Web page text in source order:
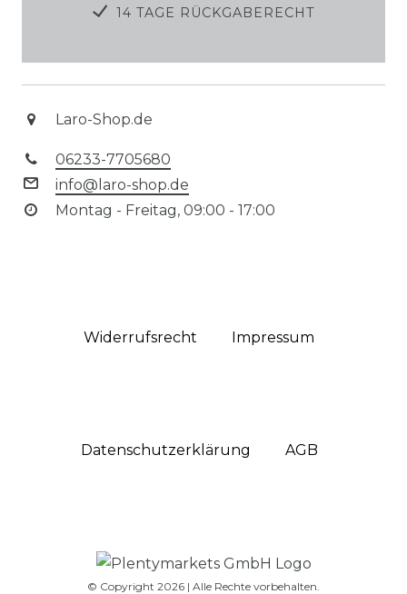
14 TAGE RÜCKGABERECHT
Laro-Shop.de
06233-7705680
info@laro-shop.de
Montag - Freitag, 09:00 - 17:00
Widerrufs­recht Impressum
Daten­schutz­erklärung AGB
© Copyright 2026 | Alle Rechte vorbehalten.